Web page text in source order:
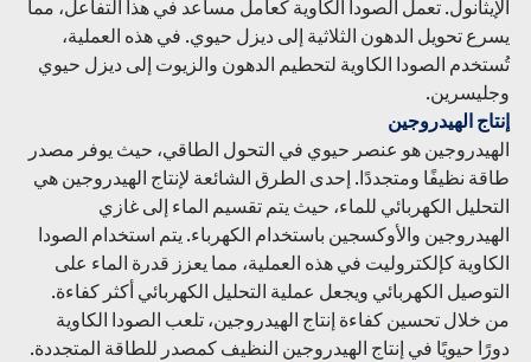
الإيثانول. تعمل الصودا الكاوية كعامل مساعد في هذا التفاعل، مما
يسرع تحويل الدهون الثلاثية إلى ديزل حيوي. في هذه العملية،
تُستخدم الصودا الكاوية لتحطيم الدهون والزيوت إلى ديزل حيوي
وجليسرين.
إنتاج الهيدروجين
الهيدروجين هو عنصر حيوي في التحول الطاقي، حيث يوفر مصدر
طاقة نظيفًا ومتجددًا. إحدى الطرق الشائعة لإنتاج الهيدروجين هي
التحليل الكهربائي للماء، حيث يتم تقسيم الماء إلى غازي
الهيدروجين والأوكسجين باستخدام الكهرباء. يتم استخدام الصودا
الكاوية كإلكتروليت في هذه العملية، مما يعزز قدرة الماء على
التوصيل الكهربائي ويجعل عملية التحليل الكهربائي أكثر كفاءة.
من خلال تحسين كفاءة إنتاج الهيدروجين، تلعب الصودا الكاوية
دورًا حيويًا في إنتاج الهيدروجين النظيف كمصدر للطاقة المتجددة.